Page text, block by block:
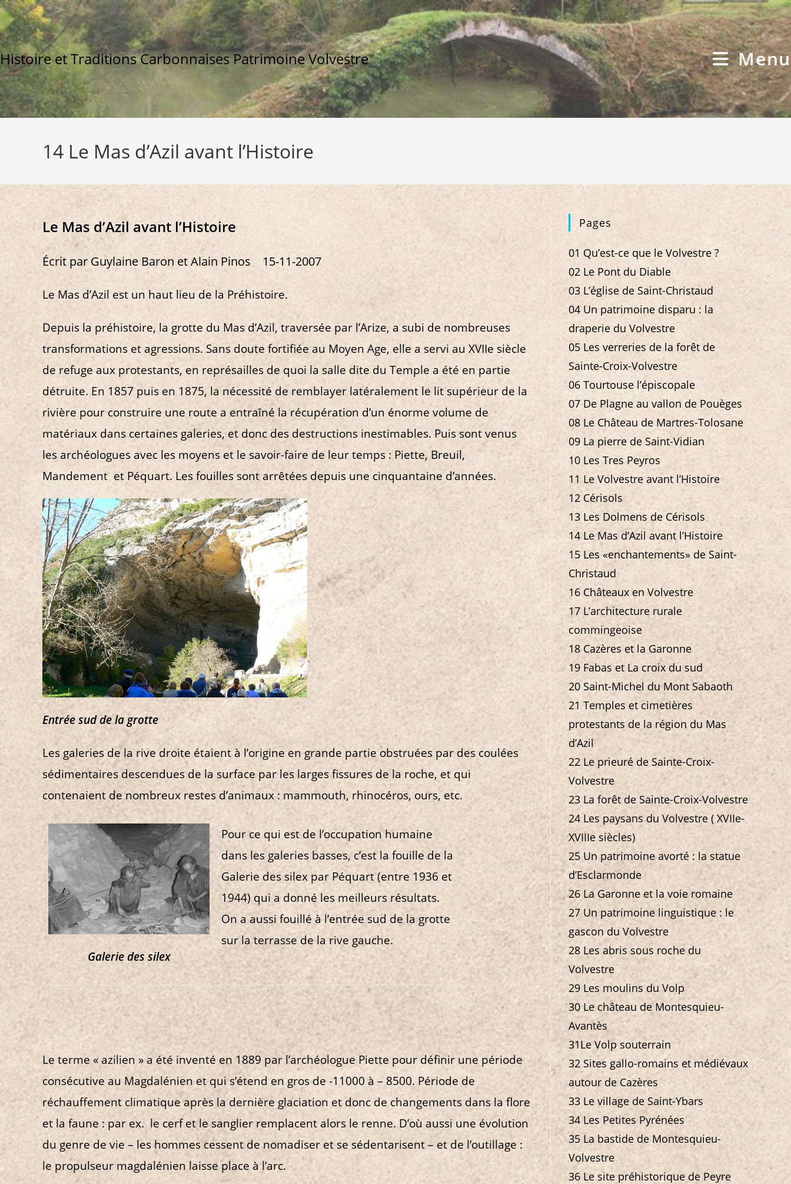
Skip
content
Histoire et Traditions Carbonnaises Patrimoine Volvestre Menu
14 Le Mas d’Azil avant l’Histoire
Le Mas d’Azil avant l’Histoire
Écrit par Guylaine Baron et Alain Pinos 15-11-2007
Le Mas d’Azil est un haut lieu de la Préhistoire.
Depuis la préhistoire, la grotte du Mas d’Azil, traversée par l’Arize, a subi de nombreuses
transformations et agressions. Sans doute fortifiée au Moyen Age, elle a servi au XVIIe siècle
de refuge aux protestants, en représailles de quoi la salle dite du Temple a été en partie
détruite. En 1857 puis en 1875, la nécessité de remblayer latéralement le lit supérieur de la
rivière pour construire une route a entraîné la récupération d’un énorme volume de
matériaux dans certaines galeries, et donc des destructions inestimables. Puis sont venus
les archéologues avec les moyens et le savoir-faire de leur temps : Piette, Breuil,
Mandement et Péquart. Les fouilles sont arrêtées depuis une cinquantaine d’années.
Entrée sud de la grotte
Les galeries de la rive droite étaient à l’origine en grande partie obstruées par des coulées
sédimentaires descendues de la surface par les larges fissures de la roche, et qui
contenaient de nombreux restes d’animaux : mammouth, rhinocéros, ours, etc.
Galerie des silex
Pour ce qui est de l’occupationhumaine
dans les galeries basses,c’est la fouille de la
Galerie dessilex par Péquart (entre 1936 et
1944) qui a donné les meilleurs résultats.
On a aussi fouillé à l’entrée sud de la grotte
sur la terrasse dela rive gauche.
Le terme « azilien » a été inventé en 1889 par l’archéologue Piette pour définir une période
consécutive au Magdalénien et qui s’étend en gros de -11000 à – 8500. Période de
réchauffement climatique après la dernière glaciation et donc de changements dans la flore
et la faune : par ex. le cerf et le sanglier remplacent alors le renne. D’où aussi une évolution
du genre de vie – les hommes cessent de nomadiser et se sédentarisent – et de l’outillage :
le propulseur magdalénien laisse place à l’arc.
Pages
01 Qu’est-ce que le Volvestre ?
02 Le Pont du Diable
03 L’église de Saint-Christaud
04 Un patrimoine disparu : la
draperie du Volvestre
05 Les verreries de la forêt de
Sainte-Croix-Volvestre
06 Tourtouse l’épiscopale
07 De Plagne au vallon de Pouèges
08 Le Château de Martres-Tolosane
09 La pierre de Saint-Vidian
10 Les Tres Peyros
11 Le Volvestre avant l’Histoire
12 Cérisols
13 Les Dolmens de Cérisols
14 Le Mas d’Azil avant l’Histoire
15 Les «enchantements» de Saint-
Christaud
16 Châteaux en Volvestre
17 L’architecture rurale
commingeoise
18 Cazères et la Garonne
19 Fabas et La croix du sud
20 Saint-Michel du Mont Sabaoth
21 Temples et cimetières
protestants de la région du Mas
d’Azil
22 Le prieuré de Sainte-Croix-
Volvestre
23 La forêt de Sainte-Croix-Volvestre
24 Les paysans du Volvestre ( XVIIe-
XVIIIe siècles)
25 Un patrimoine avorté : la statue
d’Esclarmonde
26 La Garonne et la voie romaine
27 Un patrimoine linguistique : le
gascon du Volvestre
28 Les abris sous roche du
Volvestre
29 Les moulins du Volp
30 Le château de Montesquieu-
Avantès
31Le Volp souterrain
32 Sites gallo-romains et médiévaux
autour de Cazères
33 Le village de Saint-Ybars
34 Les Petites Pyrénées
35 La bastide de Montesquieu-
Volvestre
36 Le site préhistorique de Peyre